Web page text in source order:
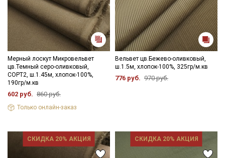
Мерный лоскут Микровельвет
цв.Темный серо-оливковый,
СОРТ2, ш.1.45м, хлопок-100%,
190гр/м.кв
602 руб. 860 руб.
Только онлайн-заказ
Вельвет цв.Бежево-оливковый,
ш.1.5м, хлопок-100%, 325гр/м.кв
776 руб. 970 руб.
СКИДКА 20% АКЦИЯ СКИДКА 20% АКЦИЯ